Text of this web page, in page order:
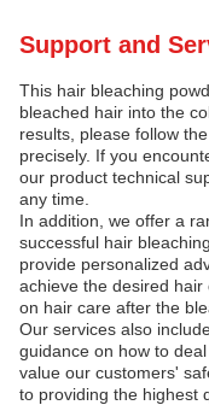
Support and
This hair bleaching
bleached hair into the
results, please follow
precisely. If you
our product technical
any time.
In addition, we offer a
successful hair
provide personalized
achieve the desired
on hair care after the
Our services also
guidance on how to
value our customers'
to providing the highest